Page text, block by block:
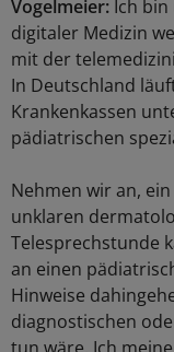
Vogelmeier: Ich
digitaler Medizin
mit der
In Deutschland
Krankenkassen
pädiatrischen
Nehmen wir an,
unklaren
Telesprechstunde
an einen
Hinweise
diagnostischen